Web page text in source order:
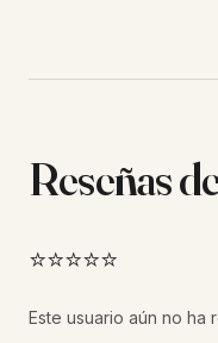
Reseñas
⭐⭐⭐⭐⭐
Este usuario aún no ha